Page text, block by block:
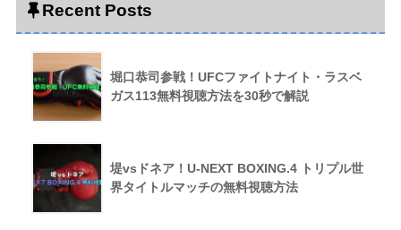
Recent Posts
堀口恭司参戦！UFCファイトナイト・ラスベ
ガス113無料視聴方法を30秒で解説
堤vsドネア！U-NEXT BOXING.4 トリプル世
界タイトルマッチの無料視聴方法